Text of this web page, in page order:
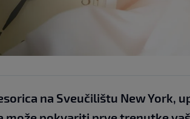
na Sveučilištu New York,